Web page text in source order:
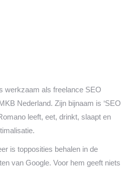
werkzaam als freelance SEO
Nederland. Zijn bijnaam is ‘SEO
leeft, eet, drinkt, slaapt en
is topposities behalen in de
van Google. Voor hem geeft niets